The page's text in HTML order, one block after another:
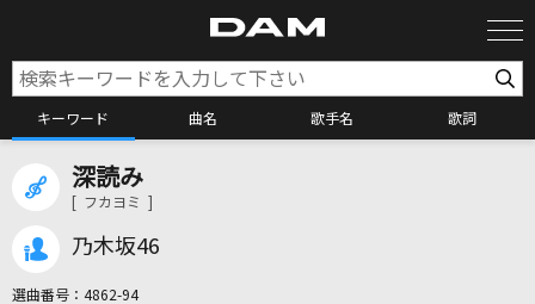
キーワード 曲名 歌手名 歌詞
深読み
[ フカヨミ ]
乃木坂46
選曲番号： 4862-94